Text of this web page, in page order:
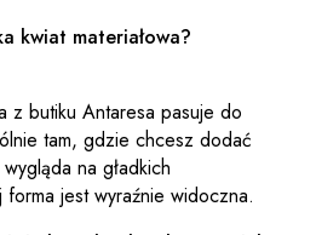
kwiat materiałowa?
z butiku Antaresa pasuje do
tam, gdzie chcesz dodać
na gładkich
jest wyraźnie widoczna.